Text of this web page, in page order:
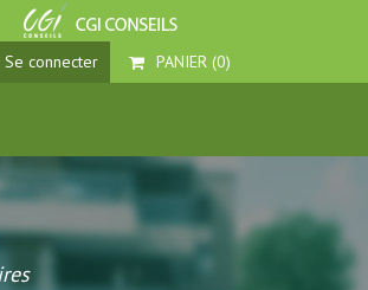
Se connecter PANIER (0)